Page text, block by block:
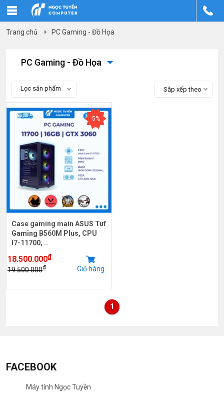
Trang chủ PC Gaming - Đồ Họa
PC Gaming - Đồ Họa
Lọc sản phẩm Sắp xếp theo
-5%
Case gaming main ASUS Tuf
Gaming B560M Plus, CPU
I7-11700, ..
18.500.000₫
19.500.000₫ Giỏ hàng
1
FACEBOOK
Máy tính Ngọc Tuyền